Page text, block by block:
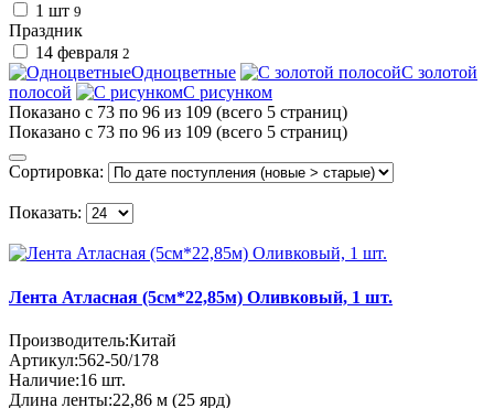
1 шт 9
Праздник
14 февраля 2
Одноцветные
С золотой
полосой
С рисунком
Показано с 73 по 96 из 109 (всего 5 страниц)
Показано с 73 по 96 из 109 (всего 5 страниц)
Сортировка:
Показать:
Лента Атласная (5см*22,85м) Оливковый, 1 шт.
Производитель:Китай
Артикул:562-50/178
Наличие:16 шт.
Длина ленты:22,86 м (25 ярд)